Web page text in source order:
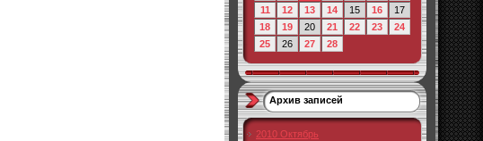
11
12 13 14 15 16
17
18
19 20 21 22 23
24
25
26 27 28
Архив записей
2010 Октябрь